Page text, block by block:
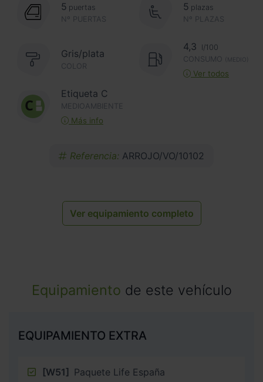
Nº PUERTAS
5 puertas
Nº PLAZAS
5 plazas
Gris/plata
COLOR
4,3
l/100
CONSUMO
(MEDIO)
Ver todos
Etiqueta C
MEDIOAMBIENTE
Más info
Referencia: ARROJO/VO/10102
Ver equipamiento completo
Equipamiento de este vehículo
EQUIPAMIENTO EXTRA
[W51] Paquete Life España